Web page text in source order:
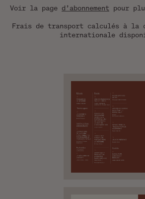
Voir la page d’abonnement pour
Frais de transport calculés à la
internationale